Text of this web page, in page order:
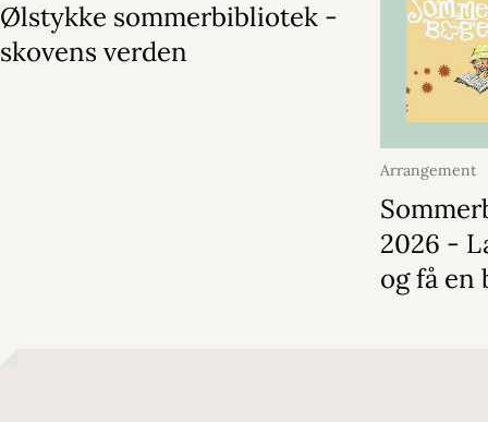
Ølstykke sommerbibliotek -
skovens verden
Arrangement
august 2026
2026 -
og få en